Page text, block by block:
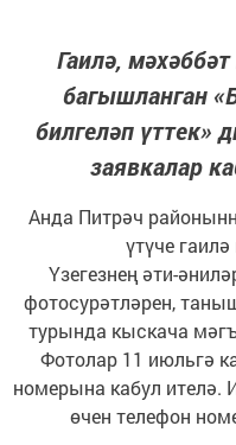
Гаилә,
багышланган
билгеләп үттек»
заявкалар
Анда Питрәч
үтүче
Үзегезнең әти-
фотосурәтләрен,
турында кыскача
Фотолар 11 июльгә
номерына кабул ителә.
өчен телефон